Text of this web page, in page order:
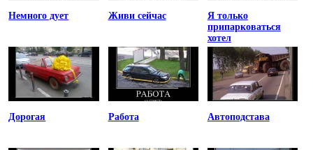
Немного дует Живи сейчас
Я только
припарковаться
хотел
Дорогая Работа Автоподстава